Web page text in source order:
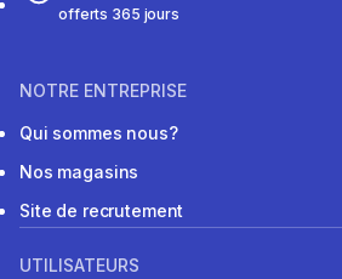
offerts 365 jours
NOTRE ENTREPRISE
Qui sommes nous?
Nos magasins
Site de recrutement
UTILISATEURS